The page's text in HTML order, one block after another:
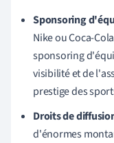
Sponsoring
Nike ou Coca-
sponsoring
visibilité et de
prestige des
Droits de
d'énormes